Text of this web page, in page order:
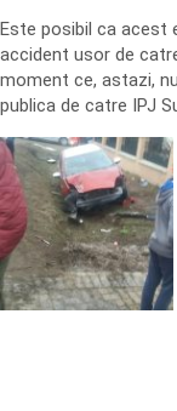
Este posibil ca acest
accident usor de
moment ce, astazi,
publica de catre IPJ